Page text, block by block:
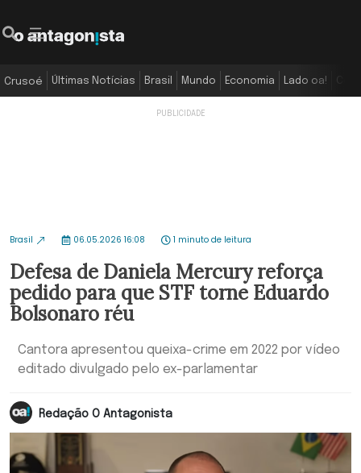
Crusoé Últimas Notícias Brasil Mundo Economia Lado oa!
Brasil 06.05.2026 16:08 1 minuto de leitura
Defesa de Daniela Mercury reforça
pedido para que STF torne Eduardo
Bolsonaro réu
Cantora apresentou queixa-crime em 2022 por vídeo
editado divulgado pelo ex-parlamentar
Redação O Antagonista